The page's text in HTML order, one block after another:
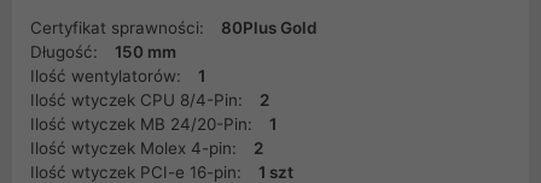
Certyfikat sprawności:
80Plus Gold
Długość:
150 mm
Ilość wentylatorów:
1
Ilość wtyczek CPU 8/4-Pin:
2
Ilość wtyczek MB 24/20-Pin:
1
Ilość wtyczek Molex 4-pin:
2
Ilość wtyczek PCI-e 16-pin:
1 szt